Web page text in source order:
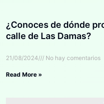
¿Conoces de dónde
calle de Las Damas?
21/08/2024 No hay comentarios
Read More »